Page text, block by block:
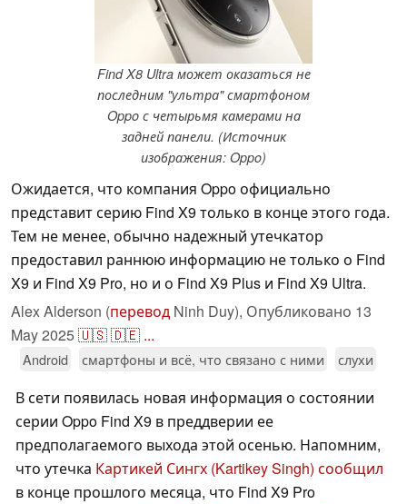
Find X8 Ultra может оказаться не
последним "ультра" смартфоном
Oppo с четырьмя камерами на
задней панели. (Источник
изображения: Oppo)
Ожидается, что компания Oppo официально
представит серию Find X9 только в конце этого года.
Тем не менее, обычно надежный утечкатор
предоставил раннюю информацию не только о Find
X9 и Find X9 Pro, но и о Find X9 Plus и Find X9 Ultra.
Alex Alderson (перевод Ninh Duy), Опубликовано 13
May 2025🇺🇸🇩🇪 ...
Android смартфоны и всё, что связано с ними слухи
В сети появилась новая информация о состоянии
серии Oppo Find X9 в преддверии ее
предполагаемого выхода этой осенью. Напомним,
что утечка Картикей Сингх (Kartikey Singh) сообщил
в конце прошлого месяца, что Find X9 Pro